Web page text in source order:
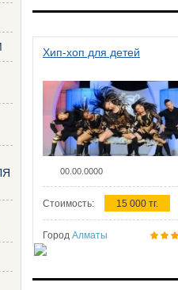
Хип-хоп для детей
00.00.0000
Стоимость: 15 000 тг.
Город Алматы